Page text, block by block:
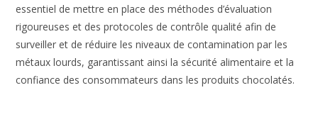
essentiel de mettre en place des méthodes d’évaluation
rigoureuses et des protocoles de contrôle qualité afin de
surveiller et de réduire les niveaux de contamination par les
métaux lourds, garantissant ainsi la sécurité alimentaire et la
confiance des consommateurs dans les produits chocolatés.